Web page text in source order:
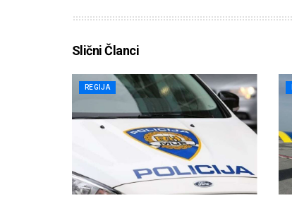
Slični Članci
REGIJA